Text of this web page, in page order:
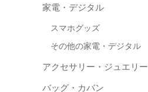
家電・デジタル
スマホグッズ
その他の家電・デジタル
アクセサリー・ジュエリー
バッグ・カバン